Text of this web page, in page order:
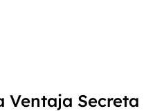
Ventaja Secreta